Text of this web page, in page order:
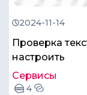
2024-11-14
Проверка
настроить
Сервисы
4